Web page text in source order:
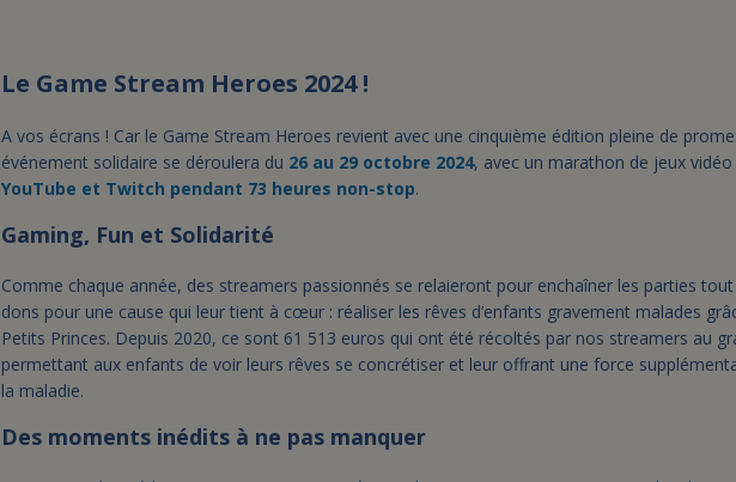
Le Game Stream Heroes 2024 !
A vos écrans ! Car le Game Stream Heroes revient avec une cinquième édition pleine de
événement solidaire se déroulera du 26 au 29 octobre 2024, avec un marathon de jeux
YouTube et Twitch pendant 73 heures non-stop.
Gaming, Fun et Solidarité
Comme chaque année, des streamers passionnés se relaieront pour enchaîner les parties
dons pour une cause qui leur tient à cœur : réaliser les rêves d’enfants gravement malades
Petits Princes. Depuis 2020, ce sont 61 513 euros qui ont été récoltés par nos streamers au
permettant aux enfants de voir leurs rêves se concrétiser et leur offrant une force
la maladie.
Des moments inédits à ne pas manquer